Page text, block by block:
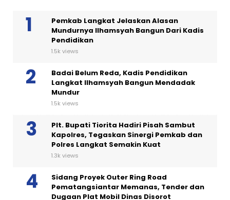
Pemkab Langkat Jelaskan Alasan
Mundurnya Ilhamsyah Bangun Dari Kadis
Pendidikan
1.5k views
Badai Belum Reda, Kadis Pendidikan
Langkat Ilhamsyah Bangun Mendadak
Mundur
1.5k views
Plt. Bupati Tiorita Hadiri Pisah Sambut
Kapolres, Tegaskan Sinergi Pemkab dan
Polres Langkat Semakin Kuat
1.3k views
Sidang Proyek Outer Ring Road
Pematangsiantar Memanas, Tender dan
Dugaan Plat Mobil Dinas Disorot